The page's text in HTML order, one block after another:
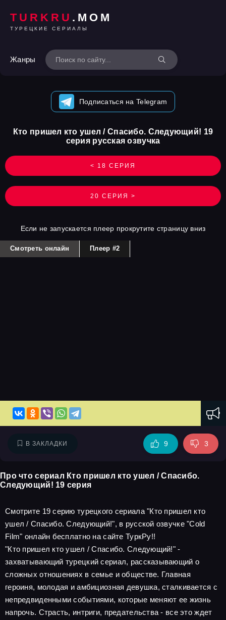
TURKRU .MOM
ТУРЕЦКИЕ СЕРИАЛЫ
Жанры
Подписаться на Telegram
< 18 СЕРИЯ
Кто пришел кто ушел / Спасибо. Следующий! 19
серия русская озвучка
20 СЕРИЯ >
Если не запускается плеер прокрутите страницу вниз
Смотреть онлайн Плеер #2
В ЗАКЛАДКИ 9 3
Про что сериал Кто пришел кто ушел / Спасибо.
Следующий! 19 серия
Смотрите 19 серию турецкого сериала "Кто пришел кто
ушел / Спасибо. Следующий!", в русской озвучке "Cold
Film" онлайн бесплатно на сайте ТуркРу!!
"Кто пришел кто ушел / Спасибо. Следующий!" -
захватывающий турецкий сериал, рассказывающий о
сложных отношениях в семье и обществе. Главная
героиня, молодая и амбициозная девушка, сталкивается с
непредвиденными событиями, которые меняют ее жизнь
напрочь. Страсть, интриги, предательства - все это ждет